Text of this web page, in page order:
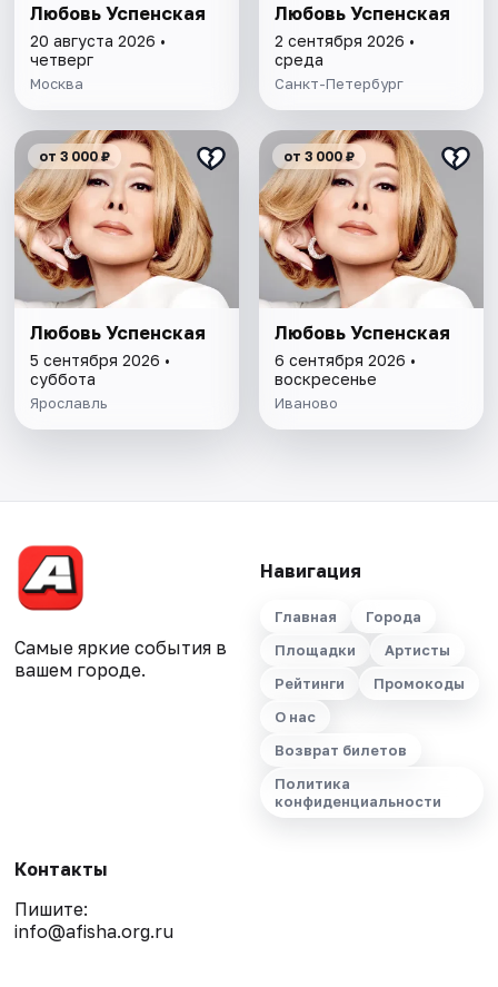
Любовь Успенская
20 августа 2026 •
четверг
Москва
Любовь Успенская
2 сентября 2026 •
среда
Санкт-Петербург
от 3 000 ₽
Любовь Успенская
5 сентября 2026 •
суббота
Ярославль
от 3 000 ₽
Любовь Успенская
6 сентября 2026 •
воскресенье
Иваново
Самые яркие события в
вашем городе.
Навигация
Главная
Города
Площадки
Артисты
Рейтинги
Промокоды
О нас
Возврат билетов
Политика
конфиденциальности
Контакты
Пишите:
info@afisha.org.ru